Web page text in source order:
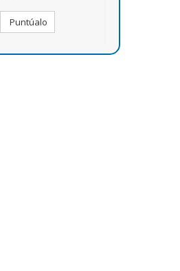
Puntúalo